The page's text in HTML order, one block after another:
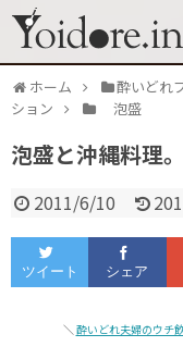
ホーム 酔いどれ
ション
泡盛
泡盛と沖縄料理。
2011/6/10
＼ 酔いどれ夫婦のウチ